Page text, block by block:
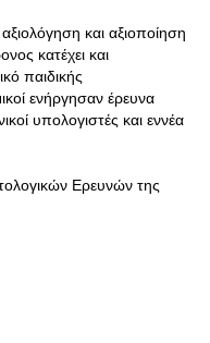
και αξιοποίηση
κατέχει και
παιδικής
ενήργησαν έρευνα
υπολογιστές και εννέα
Ερευνών της